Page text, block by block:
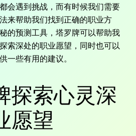
会遇到挑战，而有时候我们需要
来帮助我们找到正确的职业方
的预测工具，塔罗牌可以帮助我
索深处的职业愿望，同时也可以
一些有用的建议。
探索心灵深
愿望